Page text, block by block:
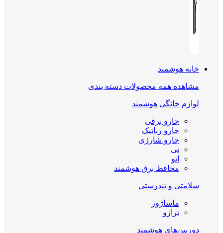
خانه هوشمند
مشاهده همه محصولات دسته بندی
لوازم خانگی هوشمند
جارو برقی
جارو رباتیک
جارو شارژی
تی
اتو
محافظ برق هوشمند
سلامتی و تندرستی
ماساژور
ترازو
دوربین‌های هوشمند